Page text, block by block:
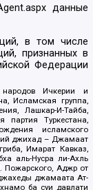
данные
в том числе
признанных в
Федерации
Ичкерии и
Исламская группа,
Лашкар-И-Тайба,
партия Туркестана,
исламского
джихад – Джамаат
Имарат Кавказ,
аль-Нусра ли-Ахль
Аджр от
джамаата Ат-
ба суи давлати